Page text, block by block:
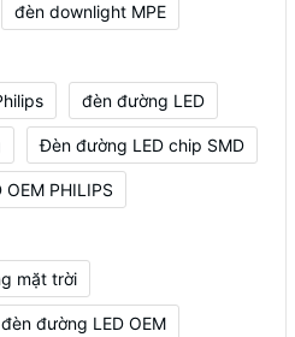
đèn downlight MPE
đèn đường LED
Đèn đường LED chip SMD
PHILIPS
mặt trời
đèn đường LED OEM